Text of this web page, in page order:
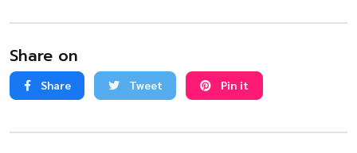
Share on
Share Tweet Pin it